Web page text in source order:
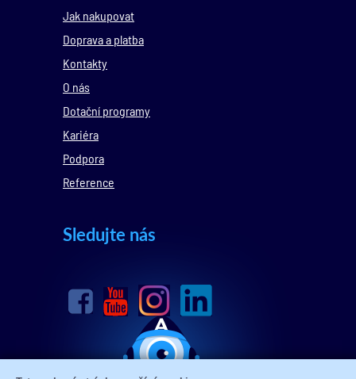
Jak nakupovat
Doprava a platba
Kontakty
O nás
Dotační programy
Kariéra
Podpora
Reference
Sledujte nás